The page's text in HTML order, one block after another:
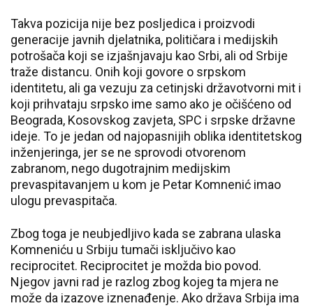
Takva pozicija nije bez posljedica i proizvodi
generacije javnih djelatnika, političara i medijskih
potrošača koji se izjašnjavaju kao Srbi, ali od Srbije
traže distancu. Onih koji govore o srpskom
identitetu, ali ga vezuju za cetinjski državotvorni mit i
koji prihvataju srpsko ime samo ako je očišćeno od
Beograda, Kosovskog zavjeta, SPC i srpske državne
ideje. To je jedan od najopasnijih oblika identitetskog
inženjeringa, jer se ne sprovodi otvorenom
zabranom, nego dugotrajnim medijskim
prevaspitavanjem u kom je Petar Komnenić imao
ulogu prevaspitača.
Zbog toga je neubjedljivo kada se zabrana ulaska
Komneniću u Srbiju tumači isključivo kao
reciprocitet. Reciprocitet je možda bio povod.
Njegov javni rad je razlog zbog kojeg ta mjera ne
može da izazove iznenađenje. Ako država Srbija ima